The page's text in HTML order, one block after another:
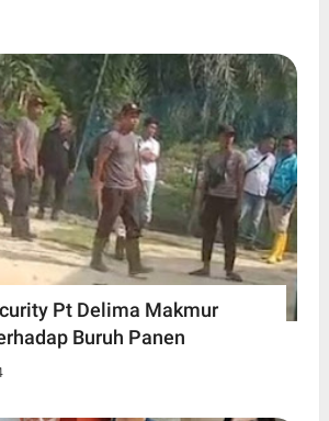
Pt Delima Makmur
Buruh Panen